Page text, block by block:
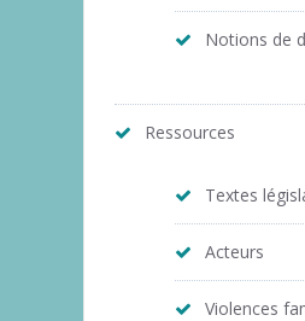
Notions de
Ressources
Textes
Acteurs
Violences